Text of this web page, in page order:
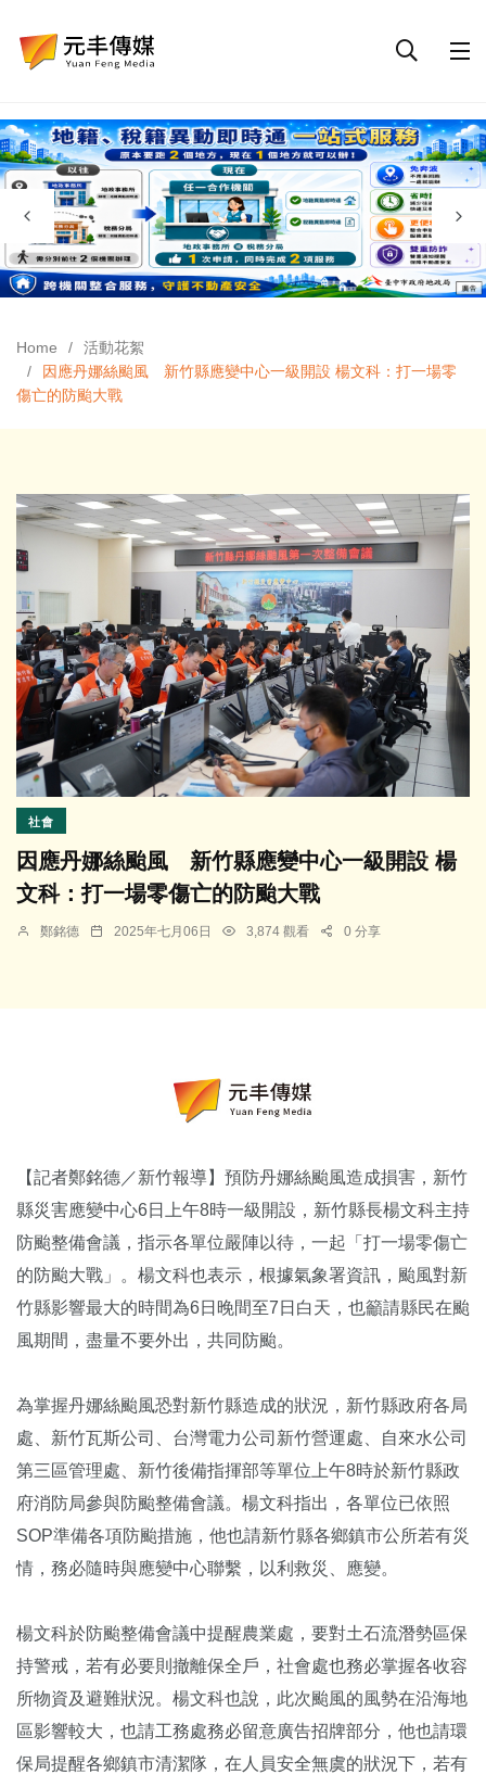
Home
活動花絮
因應丹娜絲颱風 新竹縣應變中心一級開設 楊文科：打一場零
傷亡的防颱大戰
社會
因應丹娜絲颱風 新竹縣應變中心一級開設 楊
文科：打一場零傷亡的防颱大戰
鄭銘德 2025年七月06日 3,874 觀看 0 分享
【記者鄭銘德／新竹報導】預防丹娜絲颱風造成損害，新竹
縣災害應變中心6日上午8時一級開設，新竹縣長楊文科主持
防颱整備會議，指示各單位嚴陣以待，一起「打一場零傷亡
的防颱大戰」。楊文科也表示，根據氣象署資訊，颱風對新
竹縣影響最大的時間為6日晚間至7日白天，也籲請縣民在颱
風期間，盡量不要外出，共同防颱。
為掌握丹娜絲颱風恐對新竹縣造成的狀況，新竹縣政府各局
處、新竹瓦斯公司、台灣電力公司新竹營運處、自來水公司
第三區管理處、新竹後備指揮部等單位上午8時於新竹縣政
府消防局參與防颱整備會議。楊文科指出，各單位已依照
SOP準備各項防颱措施，他也請新竹縣各鄉鎮市公所若有災
情，務必隨時與應變中心聯繫，以利救災、應變。
楊文科於防颱整備會議中提醒農業處，要對土石流潛勢區保
持警戒，若有必要則撤離保全戶，社會處也務必掌握各收容
所物資及避難狀況。楊文科也說，此次颱風的風勢在沿海地
區影響較大，也請工務處務必留意廣告招牌部分，他也請環
保局提醒各鄉鎮市清潔隊，在人員安全無虞的狀況下，若有